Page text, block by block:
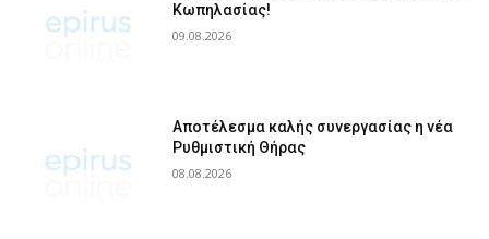
Κωπηλασίας!
09.08.2026
Αποτέλεσμα καλής συνεργασίας η νέα
Ρυθμιστική Θήρας
08.08.2026